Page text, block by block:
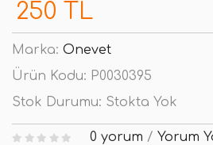
250 TL
Marka: Onevet
Ürün Kodu: P0030395
Stok Durumu: Stokta Yok
0 yorum / Yorum